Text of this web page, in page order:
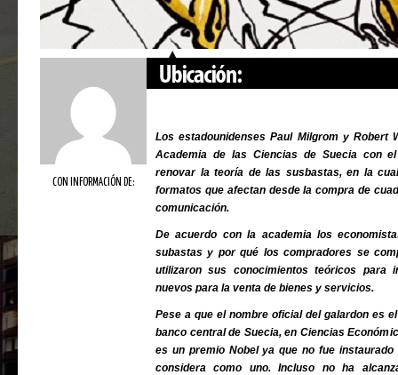
CON INFORMACIÓN DE:
Los estadounidenses Paul Milgrom y Robert
Academia de las Ciencias de Suecia con
renovar la teoría de las susbastas, en la
formatos que afectan desde la compra de
comunicación.
De acuerdo con la academia los
subastas y por qué los compradores se
utilizaron sus conocimientos teóricos para
nuevos para la venta de bienes y servicios.
Pese a que el nombre oficial del galardon es
banco central de Suecia, en Ciencias
es un premio Nobel ya que no fue
considera como uno. Incluso no ha